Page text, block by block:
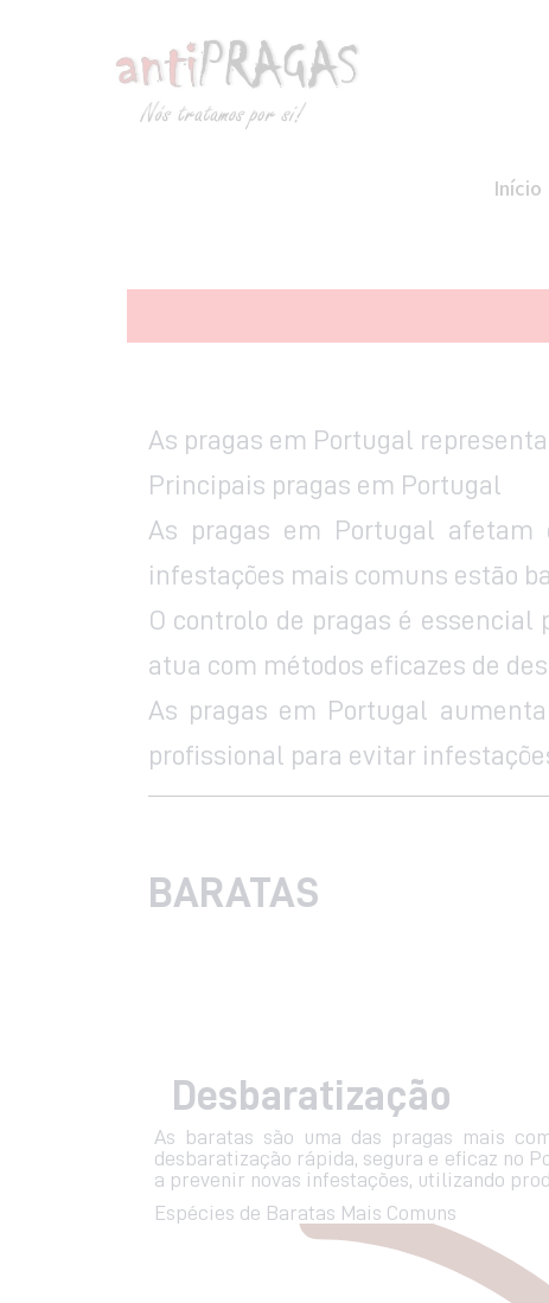
Início
As pragas em Portugal
Principais pragas em Portugal
As pragas em Portugal afetam
infestações mais comuns estão
O controlo de pragas é essencial
atua com métodos eficazes de
As pragas em Portugal
profissional para evitar
BARATAS
Desbaratização
As baratas são uma das pragas mais
desbaratização rápida, segura e eficaz no
a prevenir novas infestações, utilizando
Espécies de Baratas Mais Comuns